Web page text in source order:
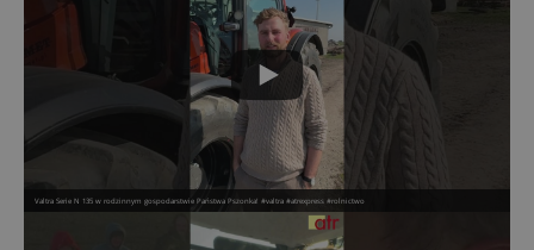
Valtra Serie N 135 w rodzinnym gospodarstwie Państwa Pszonka! #valtra #atrexpress #rolnictwo